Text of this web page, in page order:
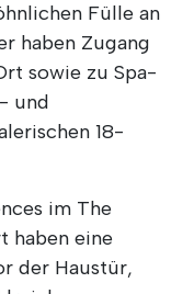
Fülle an
haben Zugang
sowie zu Spa-
und
18-
im The
haben eine
der Haustür,